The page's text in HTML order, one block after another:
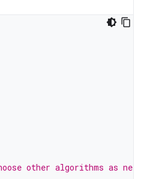
other algorithms as needed